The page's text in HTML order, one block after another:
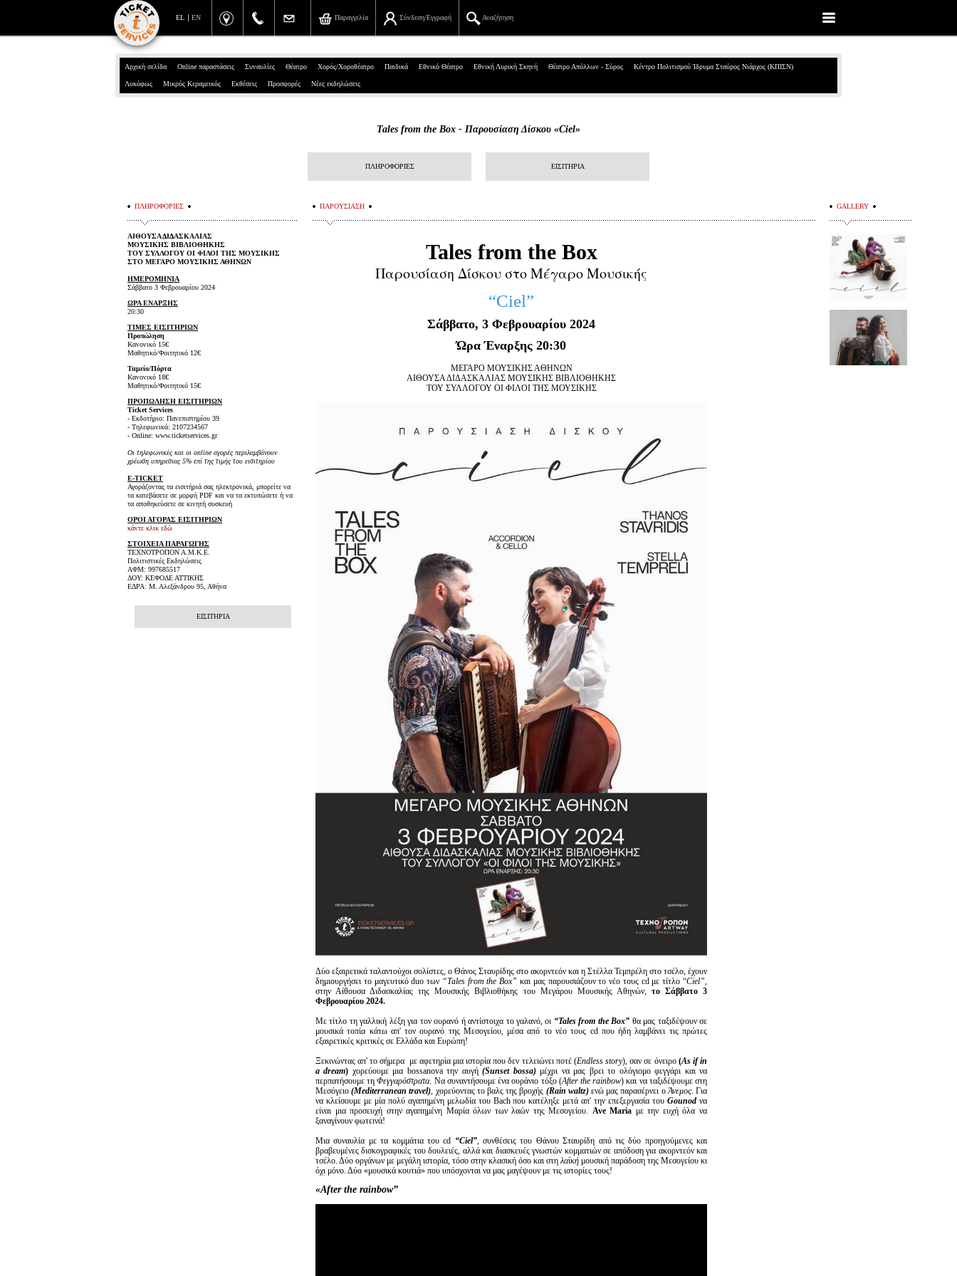
EN
EL Αναζήτηση
Σύνδεση/Εγγραφή
Παραγγελία
Πανεπιστημίου 39, Αθήνα
Είσοδος διαχειριστή
Αρχική σελίδα Online παραστάσεις Συναυλίες Θέατρο Χορός/Χοροθέατρο Παιδικά Εθνικό Θέατρο Εθνική Λυρική Σκηνή Θέατρο Απόλλων - Σύρος Κέντρο Πολιτισμού Ίδρυμα Σταύρος Νιάρχος (ΚΠΙΣΝ)
Λυκόφως Μικρός Κεραμεικός Εκθέσεις Προσφορές Νέες εκδηλώσεις
Tales from the Box - Παρουσίαση Δίσκου «Ciel»
ΠΛΗΡΟΦΟΡΙΕΣ ΕΙΣΙΤΗΡΙΑ
ΠΑΡΟΥΣΙΑΣΗ
Tales from the Box
Παρουσίαση Δίσκου στο Μέγαρο Μουσικής
“Ciel”
Σάββατο, 3 Φεβρουαρίου 2024
Ώρα Έναρξης 20:30
ΜΕΓΑΡΟ ΜΟΥΣΙΚΗΣ ΑΘΗΝΩΝ
ΑΙΘΟΥΣΑ ΔΙΔΑΣΚΑΛΙΑΣ ΜΟΥΣΙΚΗΣ ΒΙΒΛΙΟΘΗΚΗΣ
ΤΟΥ ΣΥΛΛΟΓΟΥ ΟΙ ΦΙΛΟΙ ΤΗΣ ΜΟΥΣΙΚΗΣ
Δύο εξαιρετικά ταλαντούχοι σολίστες, ο Θάνος Σταυρίδης στο ακορντεόν και η Στέλλα Τεμπρέλη στο τσέλο, έχουν
δημιουργήσει το μαγευτικό duo των “Tales from the Box” και μας παρουσιάζουν το νέο τους cd με τίτλο “Ciel”
στην Αίθουσα Διδασκαλίας της Μουσικής Βιβλιοθήκης του Μεγάρου Μουσικής Αθηνών, το Σάββατο 3
Φεβρουαρίου 2024.
Με τίτλο τη γαλλική λέξη για τον ουρανό ή αντίστοιχα το γαλανό, οι “Tales from the Box” θα μας ταξιδέψουν σε
μουσικά τοπία κάτω απ' τον ουρανό της Μεσογείου, μέσα από το νέο τους cd που ήδη λαμβάνει τις πρώτες
εξαιρετικές κριτικές σε Ελλάδα και Ευρώπη!
Ξεκινώντας απ' το σήμερα με αφετηρία μια ιστορία που δεν τελειώνει ποτέ (Endless story), σαν σε όνειρο (As if in
a dream) χορεύουμε μια bossanova την αυγή(Sunset bossa)μέχρι να μας βρει το ολόγιομο φεγγάρι και να
περπατήσουμε τηΦεγγαρόστρατα. Να συναντήσουμε ένα ουράνιο τόξο (After the rainbow) και να ταξιδέψουμε στη
Μεσόγειο(Mediterranean travel) , χορεύοντας το βαλς της βροχής (Rain waltz)ενώ μας παρασέρνει ο Άνεμος. Για
να κλείσουμε με μία πολύ αγαπημένη μελωδία του Bach που κατέληξε μετά απ' την επεξεργασία τουGounod να
είναι μια προσευχή στην αγαπημένη Μαρία όλων των λαών της Μεσογείου. Ave Maria με την ευχή όλα να
ξαναγίνουν φωτεινά!
Μια συναυλία με τα κομμάτια του cd “Ciel”, συνθέσεις του Θάνου Σταυρίδη από τις δύο προηγούμενες και
βραβευμένες δισκογραφικές του δουλειές, αλλά και διασκευές γνωστών κομματιών σε απόδοση για ακορντεόν και
τσέλο. Δύο οργάνων με μεγάλη ιστορία, τόσο στην κλασική όσο και στη λαϊκή μουσική παράδοση της Μεσογείου κι
όχι μόνο. Δύο «μουσικά κουτιά» που υπόσχονται να μας μαγέψουν με τις ιστορίες τους!
«After the rainbow”
ΠΛΗΡΟΦΟΡΙΕΣ
ΑΙΘΟΥΣΑ ΔΙΔΑΣΚΑΛΙΑΣ
ΜΟΥΣΙΚΗΣ ΒΙΒΛΙΟΘΗΚΗΣ
ΤΟΥ ΣΥΛΛΟΓΟΥ ΟΙ ΦΙΛΟΙ ΤΗΣ ΜΟΥΣΙΚΗΣ
ΣΤΟ ΜΕΓΑΡΟ ΜΟΥΣΙΚΗΣ ΑΘΗΝΩΝ
ΗΜΕΡΟΜΗΝΙΑ
Σάββατο 3 Φεβρουαρίου 2024
ΩΡΑ ΕΝΑΡΞΗΣ
20:30
ΤΙΜΕΣ ΕΙΣΙΤΗΡΙΩΝ
Προπώληση
Κανονικό 15€
Μαθητικό/Φοιτητικό 12€
Ταμείο/Πόρτα
Κανονικό 18€
Μαθητικό/Φοιτητικό 15€
ΠΡΟΠΩΛΗΣΗ ΕΙΣΙΤΗΡΙΩΝ
Ticket Services
- Εκδοτήριο: Πανεπιστημίου 39
- Τηλεφωνικά: 2107234567
- Online: www.ticketservices.gr
Οι τηλεφωνικές και οι online αγορές περιλαμβάνουν
χρέωση υπηρεσιας 5% επί της τιμής του εισιτηρίου
E-TICKET
Αγοράζοντας τα εισιτήριά σας ηλεκτρονικά, μπορείτε να
τα κατεβάσετε σε μορφή PDF και να τα εκτυπώσετε ή να
τα αποθηκεύσετε σε κινητή συσκευή
ΟΡΟΙ ΑΓΟΡΑΣ ΕΙΣΙΤΗΡΙΩΝ
κάντε κλικ εδώ
ΣΤΟΙΧΕΙΑ ΠΑΡΑΓΩΓΗΣ
ΤΕΧΝΟΤΡΟΠΟΝ Α.Μ.Κ.Ε.
Πολιτιστικές Εκδηλώσεις
ΑΦΜ: 997685517
ΔΟΥ: ΚΕΦΟΔΕ ΑΤΤΙΚΗΣ
ΕΔΡΑ: Μ. Αλεξάνδρου 95, Αθήνα
ΕΙΣΙΤΗΡΙΑ
GALLERY